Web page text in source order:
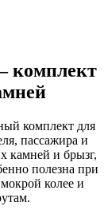
комплект
комплект для
пассажира и
камней и брызг,
полезна при
колее и